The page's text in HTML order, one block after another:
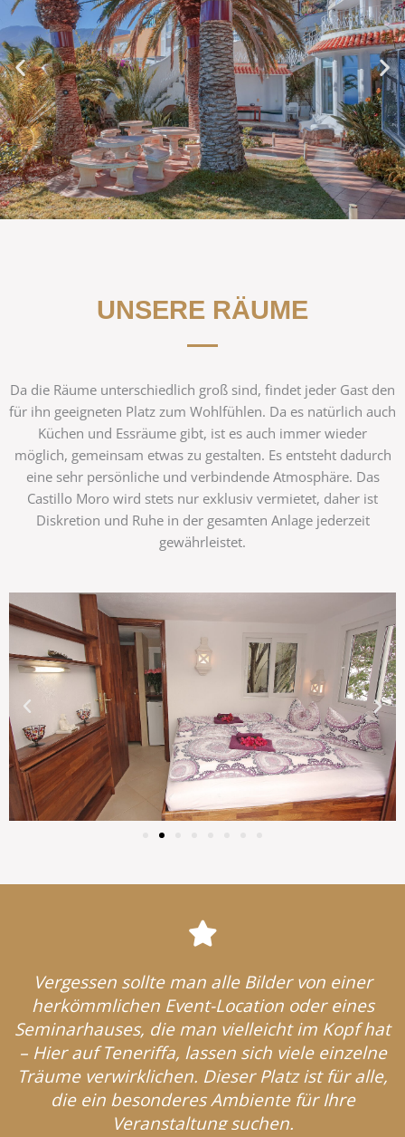
UNSERE RÄUME
Da die Räume unterschiedlich groß sind, findet jeder Gast den
für ihn geeigneten Platz zum Wohlfühlen. Da es natürlich auch
Küchen und Essräume gibt, ist es auch immer wieder
möglich, gemeinsam etwas zu gestalten. Es entsteht dadurch
eine sehr persönliche und verbindende Atmosphäre. Das
Castillo Moro wird stets nur exklusiv vermietet, daher ist
Diskretion und Ruhe in der gesamten Anlage jederzeit
gewährleistet.
Vergessen sollte man alle Bilder von einer
herkömmlichen Event-Location oder eines
Seminarhauses, die man vielleicht im Kopf hat
– Hier auf Teneriffa, lassen sich viele einzelne
Träume verwirklichen. Dieser Platz ist für alle,
die ein besonderes Ambiente für Ihre
Veranstaltung suchen.